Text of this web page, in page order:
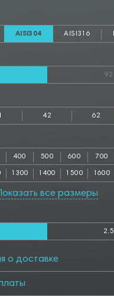
AISI304 AISI316
92
42 62
400 500 600 700
1300 1400 1500 1600
2500 2850
все размеры
2.5
о доставке